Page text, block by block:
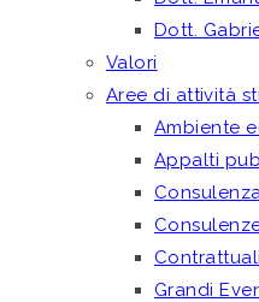
Dott.
Valori
Aree di attività
Ambiente
Appalti
Grandi